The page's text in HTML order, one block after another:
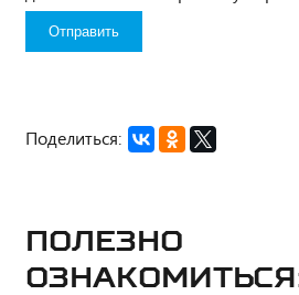
Поделиться:
Полезно